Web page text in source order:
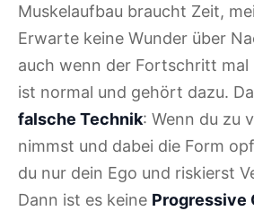
Muskelaufbau braucht Zeit,
Erwarte keine Wunder über
auch wenn der Fortschritt mal
ist normal und gehört dazu.
falsche Technik: Wenn du zu
nimmst und dabei die Form
du nur dein Ego und riskierst
Dann ist es keine Progressive